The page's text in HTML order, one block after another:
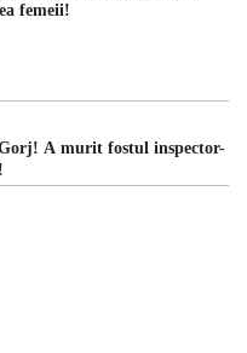
femeii!
A murit fostul inspector-